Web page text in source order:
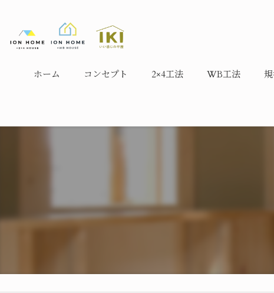
ホーム コンセプト 2×4工法 WB工法